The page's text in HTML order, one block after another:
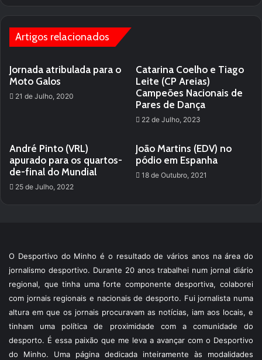
Artigos relacionados
Jornada atribulada para o
Moto Galos
21 de Julho, 2020
Catarina Coelho e Tiago
Leite (CP Areias)
Campeões Nacionais de
Pares de Dança
22 de Julho, 2023
André Pinto (VRL)
apurado para os quartos-
de-final do Mundial
25 de Julho, 2022
João Martins (EDV) no
pódio em Espanha
18 de Outubro, 2021
O Desportivo do Minho é o resultado de vários anos na área do
jornalismo desportivo. Durante 20 anos trabalhei num jornal diário
regional, que tinha uma forte componente desportiva, colaborei
com jornais regionais e nacionais de desporto. Fui jornalista numa
altura em que os jornais procuravam as notícias, iam aos locais, e
tinham uma política de proximidade com a comunidade do
desporto. É essa paixão que me leva a avançar com o Desportivo
do Minho. Uma página dedicada inteiramente às modalidades